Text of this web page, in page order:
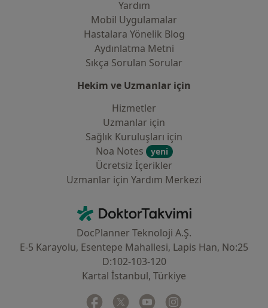
Yardım
Mobil Uygulamalar
Hastalara Yönelik Blog
Aydınlatma Metni
Sıkça Sorulan Sorular
Hekim ve Uzmanlar için
Hizmetler
Uzmanlar için
Sağlık Kuruluşları için
Noa Notes
yeni
Ücretsiz İçerikler
Uzmanlar için Yardım Merkezi
DoktorTakvimi - Ana Sayfa
DocPlanner Teknoloji A.Ş.
E-5 Karayolu, Esentepe Mahallesi, Lapis Han, No:25
D:102-103-120
Kartal İstanbul, Türkiye
Facebook
yeni bir sekmede açılır
Twitter
yeni bir sekmede açılır
Youtube
yeni bir sekmede açılır